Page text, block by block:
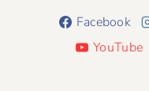
Facebook
YouTube